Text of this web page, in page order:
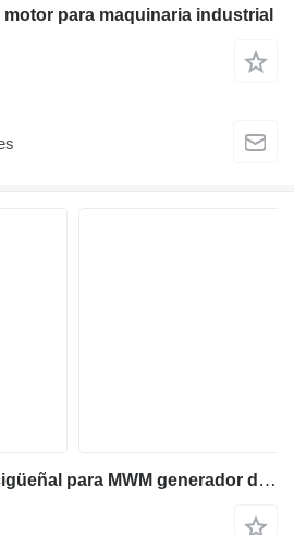
motor para maquinaria industrial
Optima Crankshafts cigüeñal para MWM generador de gas